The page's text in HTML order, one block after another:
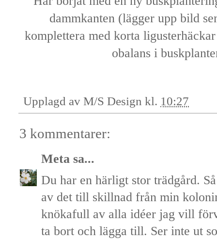
dammkanten (lägger upp bild
komplettera med korta
obalans i
Upplagd av M/S Design kl. 10:27
3 kommentarer:
Meta sa...
Du har en härligt stor trädgård.
av det till skillnad från min
knökafull av alla idéer jag vill
ta bort och lägga till. Ser inte ut